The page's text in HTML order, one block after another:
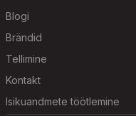
Blogi
Brändid
Tellimine
Kontakt
Isikuandmete töötlemine